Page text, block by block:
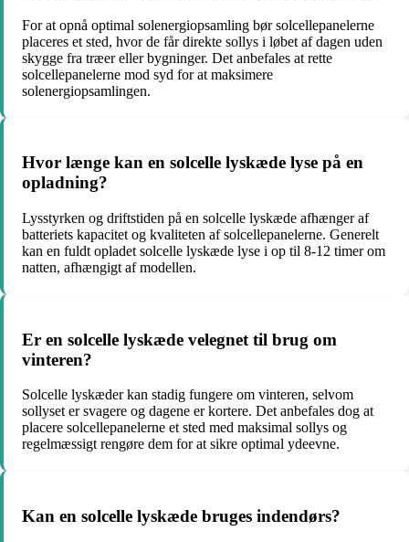
For at opnå optimal solenergiopsamling bør solcellepanelerne
placeres et sted, hvor de får direkte sollys i løbet af dagen uden
skygge fra træer eller bygninger. Det anbefales at rette
solcellepanelerne mod syd for at maksimere
solenergiopsamlingen.
Hvor længe kan en solcelle lyskæde lyse på en
opladning?
Lysstyrken og driftstiden på en solcelle lyskæde afhænger af
batteriets kapacitet og kvaliteten af solcellepanelerne. Generelt
kan en fuldt opladet solcelle lyskæde lyse i op til 8-12 timer om
natten, afhængigt af modellen.
Er en solcelle lyskæde velegnet til brug om
vinteren?
Solcelle lyskæder kan stadig fungere om vinteren, selvom
sollyset er svagere og dagene er kortere. Det anbefales dog at
placere solcellepanelerne et sted med maksimal sollys og
regelmæssigt rengøre dem for at sikre optimal ydeevne.
Kan en solcelle lyskæde bruges indendørs?